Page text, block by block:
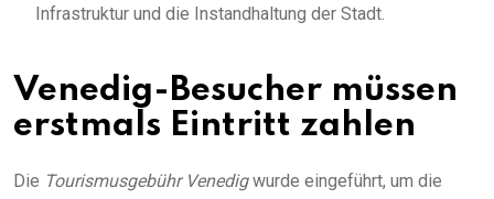
Infrastruktur und die Instandhaltung der Stadt.
Venedig-Besucher müssen
erstmals Eintritt zahlen
Die Tourismusgebühr Venedigwurde eingeführt, um die